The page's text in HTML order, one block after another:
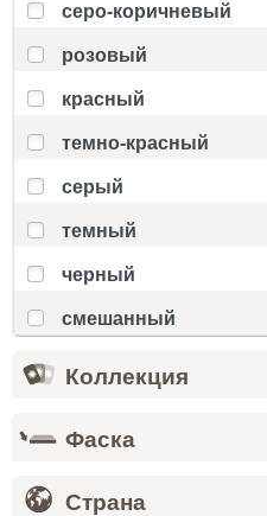
серо-коричневый
розовый
красный
темно-красный
серый
темный
черный
смешанный
Коллекция
Фаска
Страна